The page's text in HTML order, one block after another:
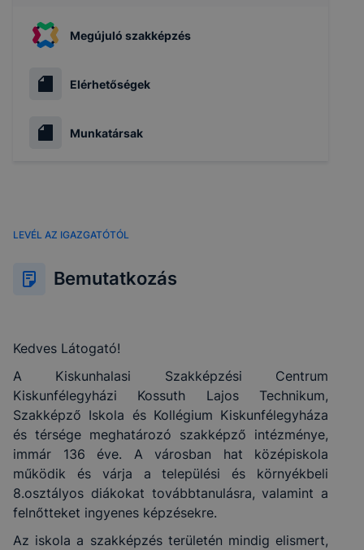
Megújuló szakképzés
Elérhetőségek
Munkatársak
LEVÉL AZ IGAZGATÓTÓL
Bemutatkozás
Kedves Látogató!
A Kiskunhalasi Szakképzési Centrum
Kiskunfélegyházi Kossuth Lajos Technikum,
Szakképző Iskola és Kollégium Kiskunfélegyháza
és térsége meghatározó szakképző intézménye,
immár 136 éve. A városban hat középiskola
működik és várja a települési és környékbeli
8.osztályos diákokat továbbtanulásra, valamint a
felnőtteket ingyenes képzésekre.
Az iskola a szakképzés területén mindig elismert,